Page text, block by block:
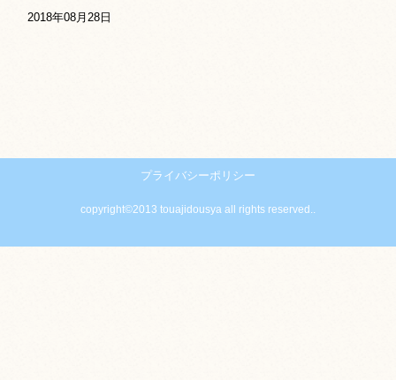
2018年08月28日
プライバシーポリシー
copyright©2013 touajidousya all rights reserved..